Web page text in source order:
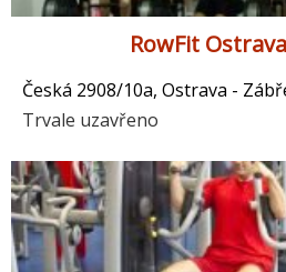
RowFit
Česká 2908/10a, Ostrava -
Trvale uzavřeno